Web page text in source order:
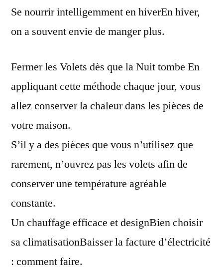
Se nourrir intelligemment en hiverEn hiver,
on a souvent envie de manger plus.
Fermer les Volets dès que la Nuit tombe En
appliquant cette méthode chaque jour, vous
allez conserver la chaleur dans les pièces de
votre maison.
S’il y a des pièces que vous n’utilisez que
rarement, n’ouvrez pas les volets afin de
conserver une température agréable
constante.
Un chauffage efficace et designBien choisir
sa climatisationBaisser la facture d’électricité
: comment faire.